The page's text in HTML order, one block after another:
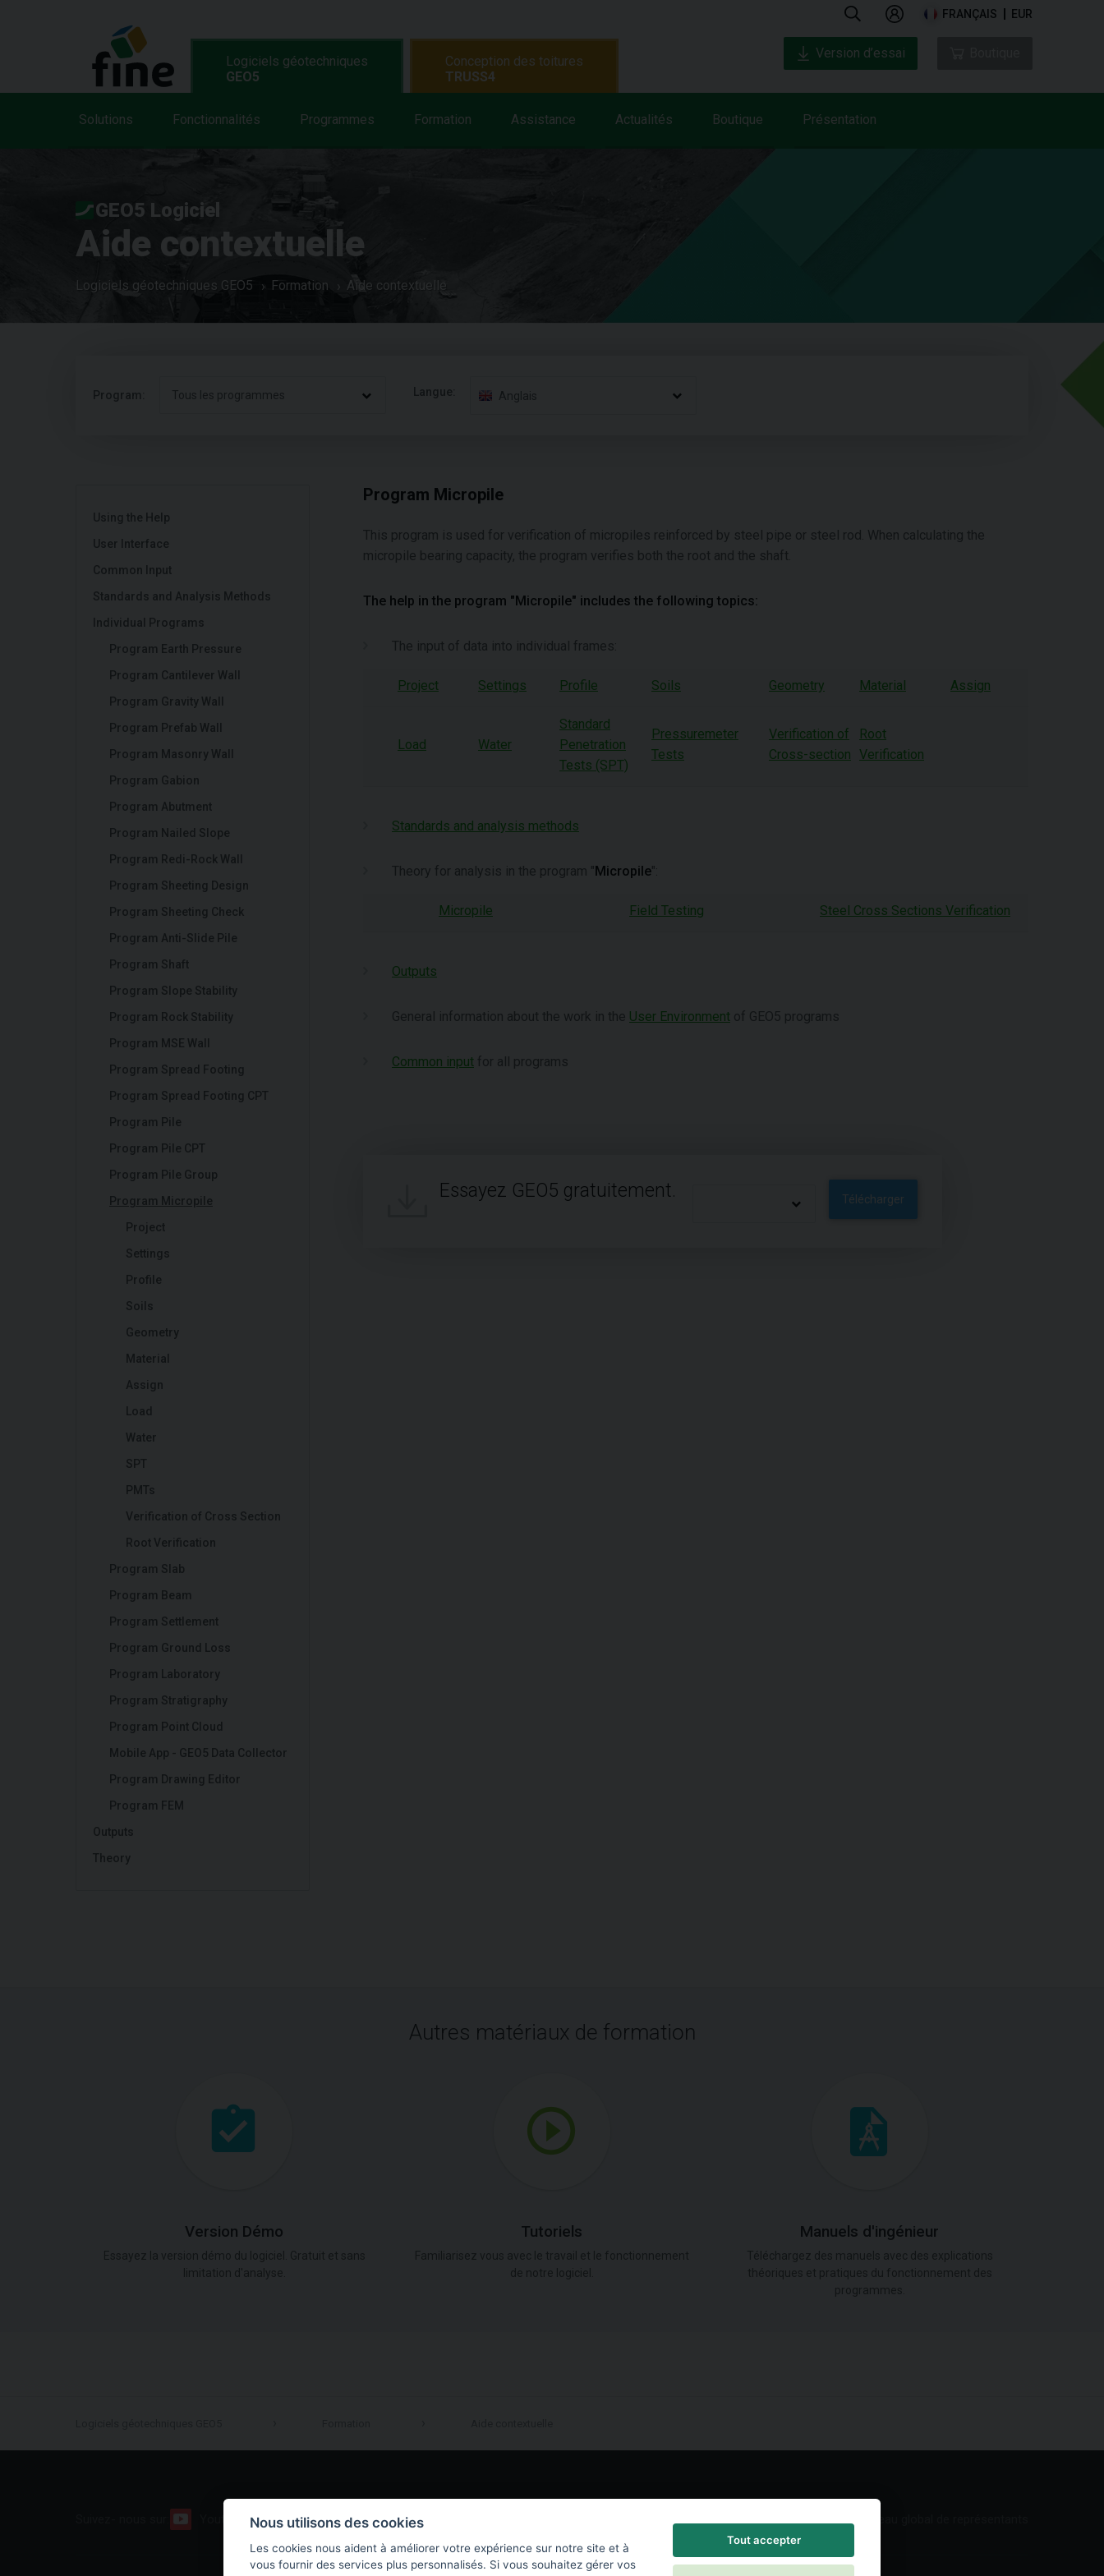
FRANÇAIS EUR
Logiciels géotechniques
GEO5
Solutions Fonctionnalités Programmes Formation Assistance Actualités Boutique Présentation
Conception des toitures
TRUSS4
Version d’essai
GEO5 Logiciel
Aide contextuelle
Logiciels géotechniques GEO5 Formation Aide contextuelle
Program: Tous les programmes Langue: Anglais
Using the Help
User Interface
Common Input
Standards and Analysis Methods
Individual Programs
Program Earth Pressure
Program Cantilever Wall
Program Gravity Wall
Program Prefab Wall
Program Masonry Wall
Program Gabion
Program Abutment
Program Nailed Slope
Program Redi-Rock Wall
Program Sheeting Design
Program Sheeting Check
Program Anti-Slide Pile
Program Shaft
Program Slope Stability
Program Rock Stability
Program MSE Wall
Program Spread Footing
Program Spread Footing CPT
Program Pile
Program Pile CPT
Program Pile Group
Program Micropile
Project
Settings
Profile
Soils
Geometry
Material
Assign
Load
Water
SPT
PMTs
Verification of Cross Section
Root Verification
Program Slab
Program Beam
Program Settlement
Program Ground Loss
Program Laboratory
Program Stratigraphy
Program Point Cloud
Mobile App - GEO5 Data Collector
Program Drawing Editor
Program FEM
Outputs
Theory
Program Micropile
This program is used for verification of micropiles reinforced by steel pipe or steel rod. When calculating the
micropile bearing capacity, the program verifies both the root and the shaft.
The help in the program "Micropile" includes the following topics:
The input of data into individual frames:
Project Settings Profile Soils Geometry Material Assign
Load Water
Standard
Penetration
Tests (SPT)
Pressuremeter
Tests
Verification of
Cross-section
Root
Verification
Standards and analysis methods
Theory for analysis in the program "Micropile":
Micropile Field Testing Steel Cross Sections Verification
Outputs
General information about the work in the User Environment of GEO5 programs
Common input for all programs
Essayez GEO5 gratuitement. Télécharger
Autres matériaux de formation
Version Démo Tutoriels Manuels d'ingénieur
Facebook LinkedIn
Nous utilisons des cookies
Les cookies nous aident à améliorer votre expérience sur notre site et à
vous fournir des services plus personnalisés. Si vous souhaitez gérer vos
Tout accepter